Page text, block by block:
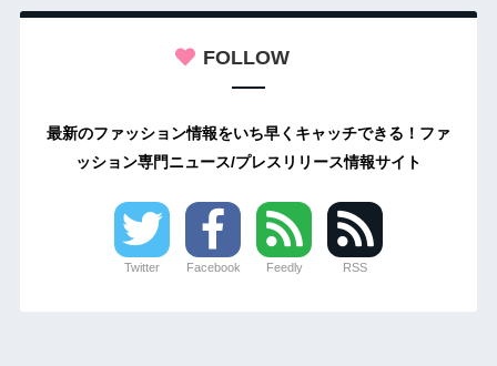
FOLLOW
最新のファッション情報をいち早くキャッチできる！ファ
ッション専門ニュース/プレスリリース情報サイト
Twitter Facebook Feedly RSS